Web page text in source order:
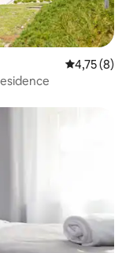
4,75 de
4,75 (8)